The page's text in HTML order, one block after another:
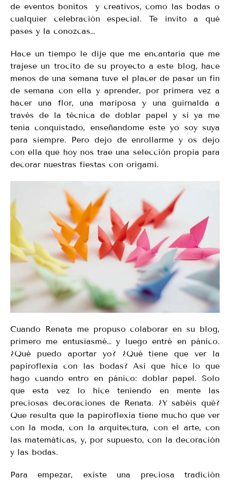
de eventos bonitos y creativos, como las bodas o
cualquier celebración especial. Te invito a qué
pases y la conozcas…
Hace un tiempo le dije que me encantaría que me
trajese un trocito de su proyecto a este blog, hace
menos de una semana tuve el placer de pasar un fin
de semana con ella y aprender, por primera vez a
hacer una flor, una mariposa y una guirnalda a
través de la técnica de doblar papel y si ya me
tenia conquistado, enseñandome este yo soy suya
para siempre. Pero dejo de enrollarme y os dejo
con ella que hoy nos trae una selección propia para
decorar nuestras fiestas con origami.
Cuando Renata me propuso colaborar en su blog,
primero me entusiasmé… y luego entré en pánico.
¿Qué puedo aportar yo? ¿Qué tiene que ver la
papiroflexia con las bodas? Así que hice lo que
hago cuando entro en pánico: doblar papel. Solo
que esta vez lo hice teniendo en mente las
preciosas decoraciones de Renata. ¿Y sabéis qué?
Que resulta que la papiroflexia tiene mucho que ver
con la moda, con la arquitectura, con el arte, con
las matemáticas, y, por supuesto, con la decoración
y las bodas.
Para empezar, existe una preciosa tradición